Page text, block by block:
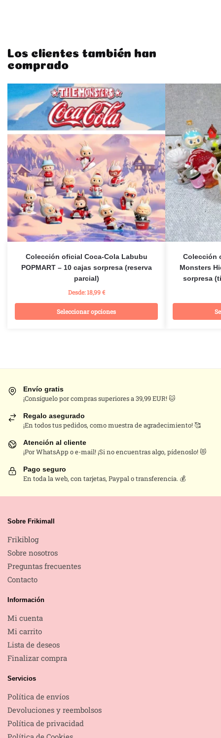
Los clientes también han
comprado
Colección oficial Coca-Cola Labubu
POPMART – 10 cajas sorpresa (reserva
parcial)
Desde:18,99€
Seleccionar opciones
opciones
en
la
de
Colección
Monsters
sorpresa
Envío gratis
¡Consíguelo por compras superiores a 39,99 EUR! 🐱
Regalo asegurado
¡En todos tus pedidos, como muestra de agradecimiento! 🥰
Atención al cliente
¡Por WhatsApp o e-mail! ¡Si no encuentras algo, pídenoslo! 😻
Pago seguro
En toda la web, con tarjetas, Paypal o transferencia. 💰
Sobre Frikimall
Frikiblog
Sobre nosotros
Preguntas frecuentes
Contacto
Información
Mi cuenta
Mi carrito
Lista de deseos
Finalizar compra
Servicios
Política de envíos
Devoluciones y reembolsos
Política de privacidad